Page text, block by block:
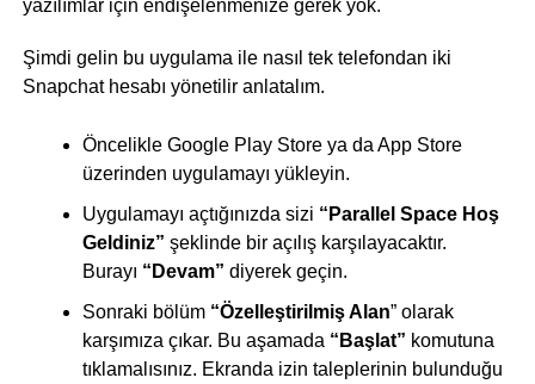
yazılımlar için endişelenmenize gerek yok.
Şimdi gelin bu uygulama ile nasıl tek telefondan iki
Snapchat hesabı yönetilir anlatalım.
Öncelikle Google Play Store ya da App Store
üzerinden uygulamayı yükleyin.
Uygulamayı açtığınızda sizi “Parallel Space Hoş
Geldiniz” şeklinde bir açılış karşılayacaktır.
Burayı “Devam” diyerek geçin.
Sonraki bölüm “Özelleştirilmiş Alan” olarak
karşımıza çıkar. Bu aşamada “Başlat” komutuna
tıklamalısınız. Ekranda izin taleplerinin bulunduğu